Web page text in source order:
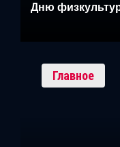
Дню
Главное